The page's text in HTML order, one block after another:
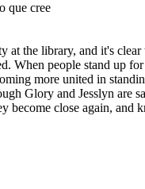
que cree
at the library, and it's clear
When people stand up for
more united in
Glory and Jesslyn are
become close again, and